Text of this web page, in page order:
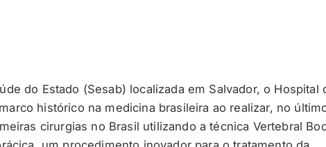
do Estado (Sesab) localizada em Salvador, o Hospital
histórico na medicina brasileira ao realizar, no
cirurgias no Brasil utilizando a técnica Vertebral